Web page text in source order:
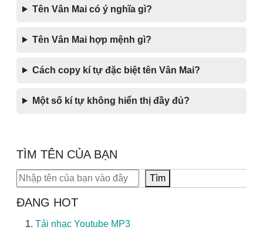
Tên Vân Mai có ý nghĩa gì?
Tên Vân Mai hợp mệnh gì?
Cách copy kí tự đặc biệt tên Vân Mai?
Một số kí tự không hiển thị đầy đủ?
TÌM TÊN CỦA BẠN
Tìm kiếm Tìm
ĐANG HOT
Tải nhạc Youtube MP3